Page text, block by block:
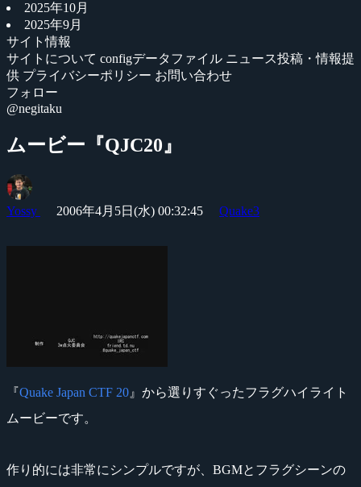
2025年10月
2025年9月
サイト情報
サイトについて configデータファイル ニュース投稿・情報提
供 プライバシーポリシー お問い合わせ
フォロー
@negitaku
ムービー『QJC20』
Yossy 2006年4月5日(水) 00:32:45 Quake3
『Quake Japan CTF 20 』から選りすぐったフラグハイライト
ムービーです。
作り的には非常にシンプルですが、BGMとフラグシーンの